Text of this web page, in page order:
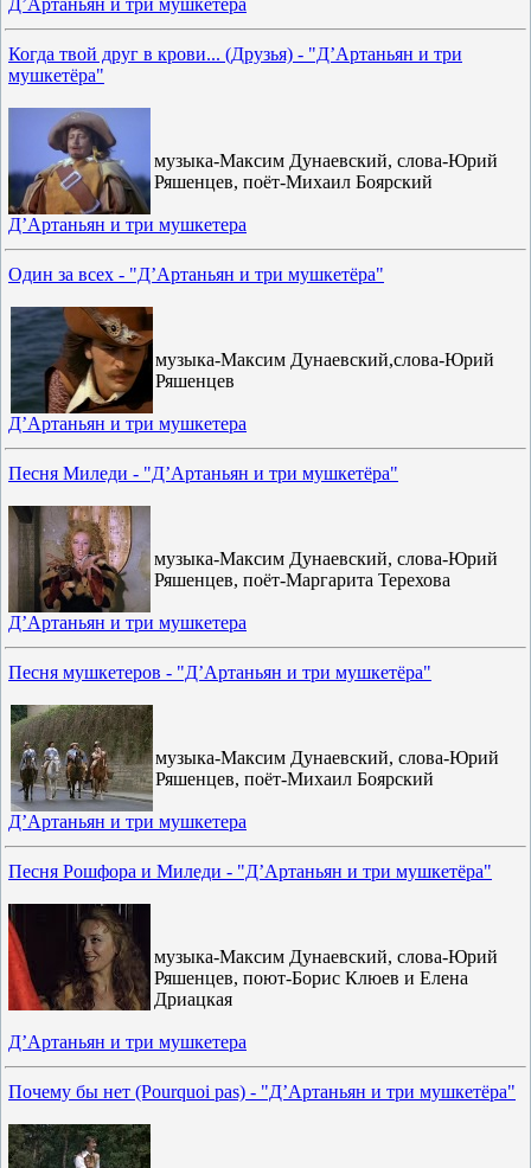
Д’Артаньян и три мушкетера
Когда твой друг в крови... (Друзья) - "Д’Артаньян и три
мушкетёра"
музыка-Максим Дунаевский, слова-Юрий
Ряшенцев, поёт-Михаил Боярский
Д’Артаньян и три мушкетера
Один за всех - "Д’Артаньян и три мушкетёра"
музыка-Максим Дунаевский,слова-Юрий
Ряшенцев
Д’Артаньян и три мушкетера
Песня Миледи - "Д’Артаньян и три мушкетёра"
музыка-Максим Дунаевский, слова-Юрий
Ряшенцев, поёт-Маргарита Терехова
Д’Артаньян и три мушкетера
Песня мушкетеров - "Д’Артаньян и три мушкетёра"
музыка-Максим Дунаевский, слова-Юрий
Ряшенцев, поёт-Михаил Боярский
Д’Артаньян и три мушкетера
Песня Рошфора и Миледи - "Д’Артаньян и три мушкетёра"
музыка-Максим Дунаевский, слова-Юрий
Ряшенцев, поют-Борис Клюев и Елена
Дриацкая
Д’Артаньян и три мушкетера
Почему бы нет (Pourquoi pas) - "Д’Артаньян и три мушкетёра"